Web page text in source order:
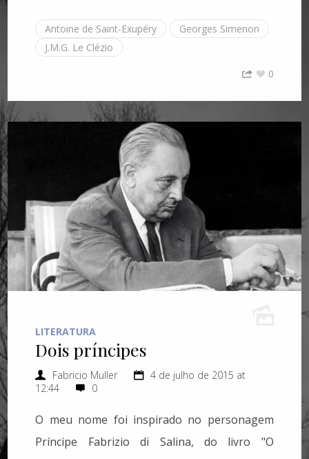
Antoine de Saint-Exupéry
Georges Simenon
J.M.G. Le Clézio
0
LITERATURA
Dois príncipes
Fabricio Muller
4 de julho de 2015 at
12:44
0
O meu nome foi inspirado no personagem
Príncipe Fabrizio di Salina, do livro "O